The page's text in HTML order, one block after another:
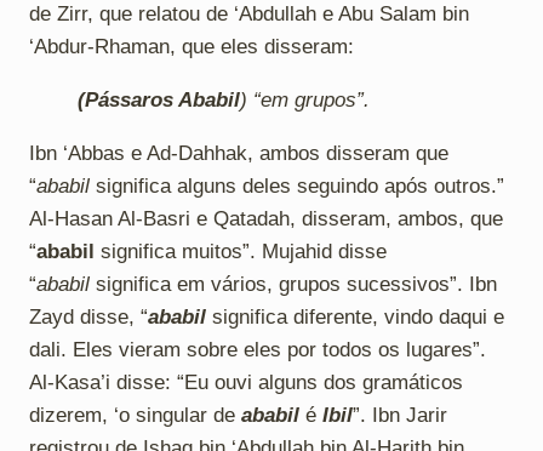
de Zirr, que relatou de ‘Abdullah e Abu Salam bin
‘Abdur-Rhaman, que eles disseram:
(Pássaros Ababil) “em grupos”.
Ibn ‘Abbas e Ad-Dahhak, ambos disseram que
“ababil significa alguns deles seguindo após outros.”
Al-Hasan Al-Basri e Qatadah, disseram, ambos, que
“ababil significa muitos”. Mujahid disse
“ababil significa em vários, grupos sucessivos”. Ibn
Zayd disse, “ababil significa diferente, vindo daqui e
dali. Eles vieram sobre eles por todos os lugares”.
Al-Kasa’i disse: “Eu ouvi alguns dos gramáticos
dizerem, ‘o singular de ababil é Ibil”. Ibn Jarir